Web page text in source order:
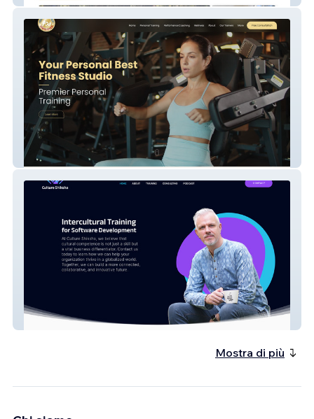
YPB-Fitness Studio
Culture Shiksha
Mostra di più